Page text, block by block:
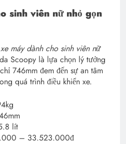
sinh viên nữ nhỏ gọn
máy dành cho sinh viên nữ
Scoopy là lựa chọn lý tưởng
746mm đem đến sự an tâm
quá trình điều khiển xe.
lít
– 33.523.000đ